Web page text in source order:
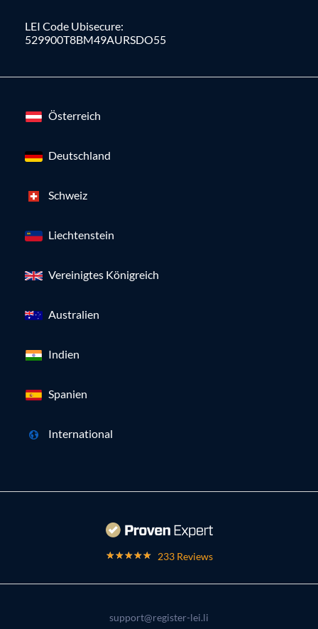
LEI Code Ubisecure:
529900T8BM49AURSDO55
Österreich
Deutschland
Schweiz
Liechtenstein
Vereinigtes Königreich
Australien
Indien
Spanien
International
233 Reviews
support@register-lei.li